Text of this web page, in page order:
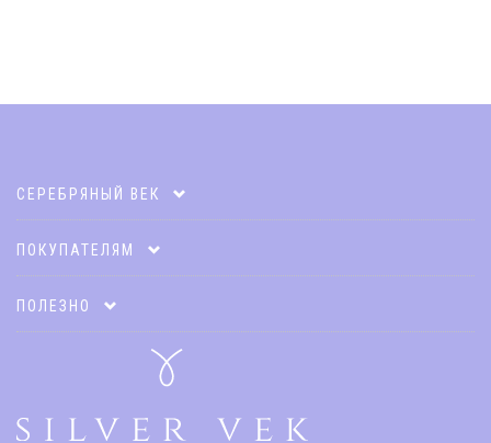
СЕРЕБРЯНЫЙ ВЕК
Карта клиента
Акции
Правовая информация
ПОКУПАТЕЛЯМ
Оплата и доставка
Гарантии и возврат
ПОЛЕЗНО